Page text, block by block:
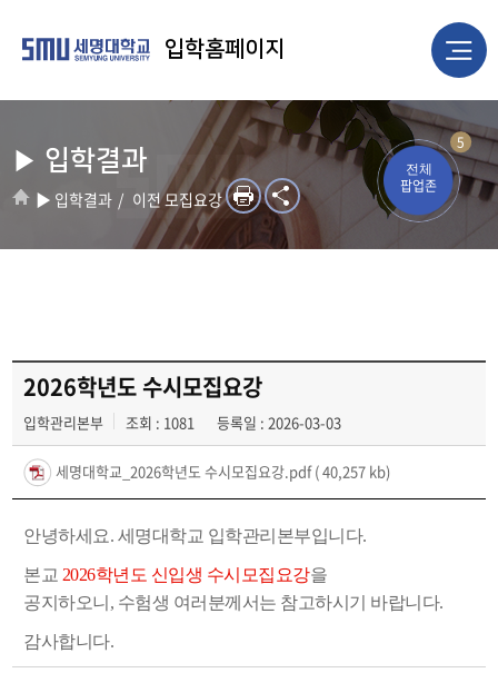
5
전체
팝업존
입학홈페이지
▶ 입학결과
▶ 입학결과 이전 모집요강
2026학년도 수시모집요강
입학관리본부 조회 : 1081 등록일 : 2026-03-03
세명대학교_2026학년도 수시모집요강.pdf( 40,257 kb)
안녕하세요. 세명대학교 입학관리본부입니다.
본교 2026학년도 신입생 수시모집요강을
공지하오니, 수험생 여러분께서는 참고하시기 바랍니다.
감사합니다.